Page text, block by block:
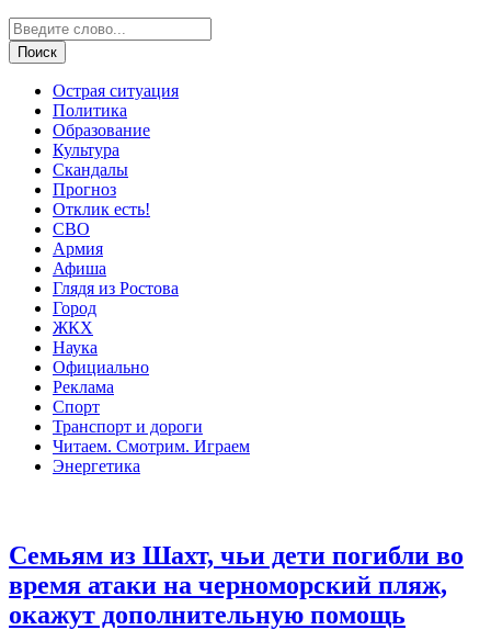
Острая ситуация
Политика
Образование
Культура
Скандалы
Прогноз
Отклик есть!
СВО
Армия
Афиша
Глядя из Ростова
Город
ЖКХ
Наука
Официально
Реклама
Спорт
Транспорт и дороги
Читаем. Смотрим. Играем
Энергетика
Семьям из Шахт, чьи дети погибли во
время атаки на черноморский пляж,
окажут дополнительную помощь